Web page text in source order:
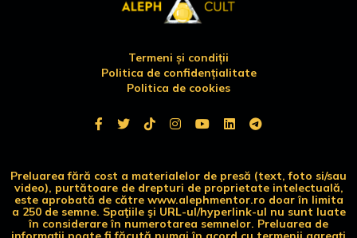
Termeni și condiții
Politica de confidențialitate
Politica de cookies
Preluarea fără cost a materialelor de presă (text, foto si/sau
video), purtătoare de drepturi de proprietate intelectuală,
este aprobată de către www.alephmentor.ro doar în limita
a 250 de semne. Spaţiile şi URL-ul/hyperlink-ul nu sunt luate
în considerare în numerotarea semnelor. Preluarea de